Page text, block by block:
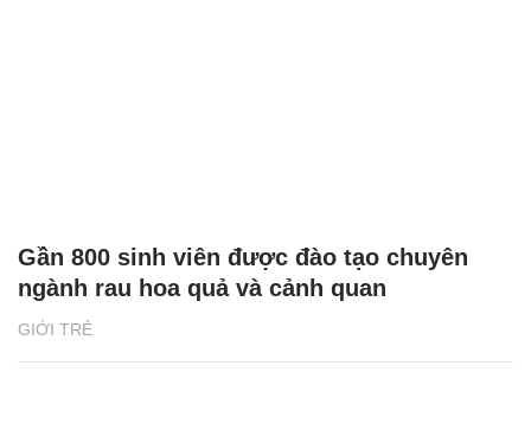
GIỚI TRẺ
Gần 800 sinh viên được đào tạo chuyên
ngành rau hoa quả và cảnh quan